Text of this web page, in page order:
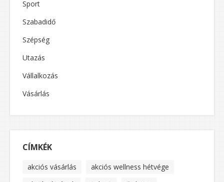
Sport
Szabadidő
Szépség
Utazás
Vállalkozás
Vásárlás
CÍMKÉK
akciós vásárlás
akciós wellness hétvége